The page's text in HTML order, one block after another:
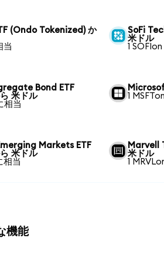
(Ondo Tokenized) か
当
SoFi
米ドル
1 SOFIon
Bond ETF
米ドル
相当
1
Markets ETF
米ドル
相当
Marvell
米ドル
1
機能